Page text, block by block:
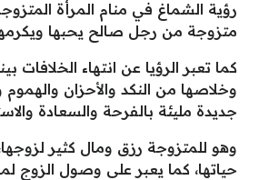
رؤية الشماغ في منام المرأة
متزوجة من رجل صالح يحبها
كما تعبر الرؤيا عن انتهاء الخلافات
وخلاصها من النكد والأحزان
جديدة مليئة بالفرحة والسعادة
وهو للمتزوجة رزق ومال كثير
حياتها، كما يعبر على وصول الزوج